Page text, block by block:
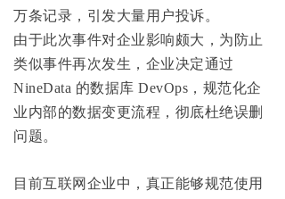
万条记录，引发大量用户投诉。
由于此次事件对企业影响颇大，为防止
类似事件再次发生，企业决定通过
NineData 的数据库 DevOps，规范化企
业内部的数据变更流程，彻底杜绝误删
问题。
目前互联网企业中，真正能够规范使用